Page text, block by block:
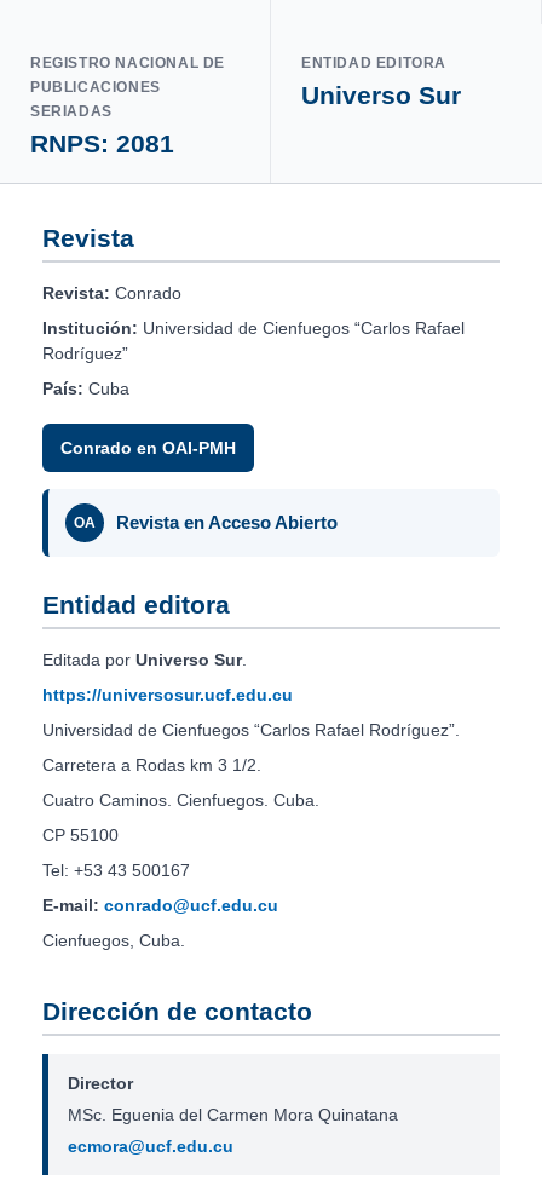
REGISTRO NACIONAL DE
PUBLICACIONES
SERIADAS
RNPS: 2081
ENTIDAD EDITORA
Universo Sur
Revista
Revista: Conrado
Institución: Universidad de Cienfuegos “Carlos Rafael
Rodríguez”
País: Cuba
Conrado en OAI-PMH
OA Revista en Acceso Abierto
Entidad editora
Editada por Universo Sur.
https://universosur.ucf.edu.cu
Universidad de Cienfuegos “Carlos Rafael Rodríguez”.
Carretera a Rodas km 3 1/2.
Cuatro Caminos. Cienfuegos. Cuba.
CP 55100
Tel: +53 43 500167
E-mail: conrado@ucf.edu.cu
Cienfuegos, Cuba.
Dirección de contacto
Director
MSc. Eguenia del Carmen Mora Quinatana
ecmora@ucf.edu.cu